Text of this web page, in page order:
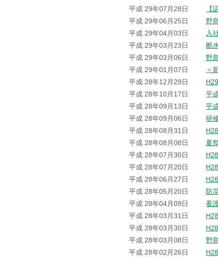
平成 29年07月28日
【
平成 29年06月25日
野
平成 29年04月03日
入
平成 29年03月23日
断
平成 29年03月06日
野
平成 29年01月07日
＜
平成 28年12月29日
平成 28年10月17日
平
平成 28年09月13日
平
平成 28年09月06日
研
平成 28年08月31日
平成 28年08月08日
夏
平成 28年07月30日
平成 28年07月20日
平成 28年06月27日
平成 28年05月20日
防
平成 28年04月09日
看
平成 28年03月31日
平成 28年03月30日
平成 28年03月08日
野
平成 28年02月26日